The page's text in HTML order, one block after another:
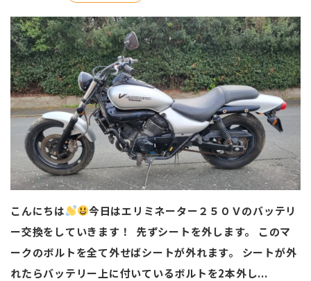
こんにちは
今日はエリミネーター２５０Ｖのバッテリ
ー交換をしていきます！ 先ずシートを外します。 このマ
ークのボルトを全て外せばシートが外れます。 シートが外
れたらバッテリー上に付いているボルトを2本外し...